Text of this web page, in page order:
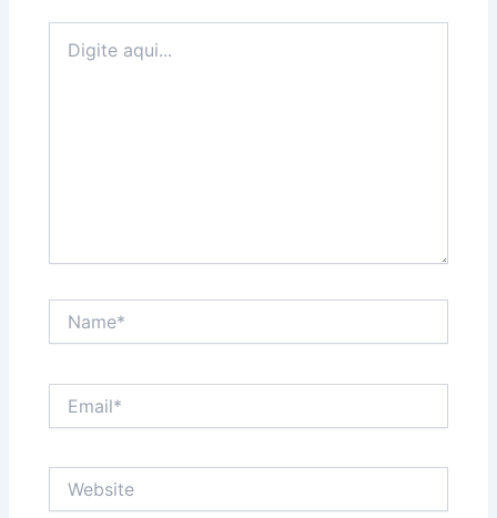
aqui...